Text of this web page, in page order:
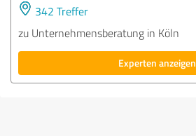
342 Treffer
zu Unternehmensberatung in Köln
Experten anzeigen